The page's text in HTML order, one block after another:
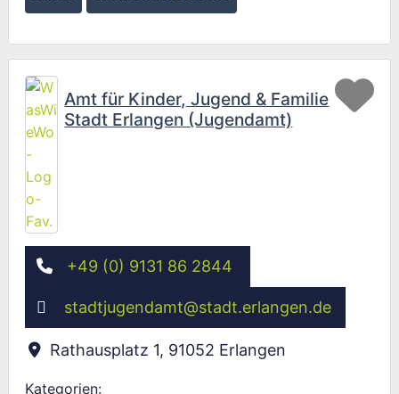
Amt für Kinder, Jugend & Familie
Stadt Erlangen (Jugendamt)
+49 (0) 9131 86 2844
stadtjugendamt@stadt.erlangen.de
Rathausplatz 1, 91052 Erlangen
Kategorien:
Wird geladen …